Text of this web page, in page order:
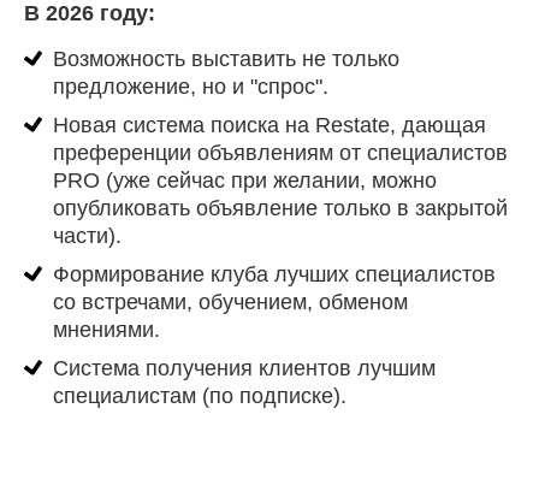
В 2026 году:
Возможность выставить не только
предложение, но и "спрос".
Новая система поиска на Restate, дающая
преференции объявлениям от специалистов
PRO (уже сейчас при желании, можно
опубликовать объявление только в закрытой
части).
Формирование клуба лучших специалистов
со встречами, обучением, обменом
мнениями.
Система получения клиентов лучшим
специалистам (по подписке).